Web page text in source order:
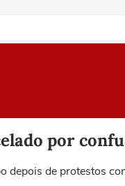
por
de protestos